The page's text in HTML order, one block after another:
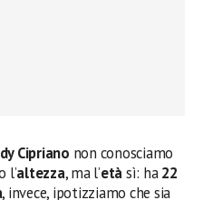
Cipriano non conosciamo
l’altezza, ma l’etàsì: ha22
, invece, ipotizziamo che sia